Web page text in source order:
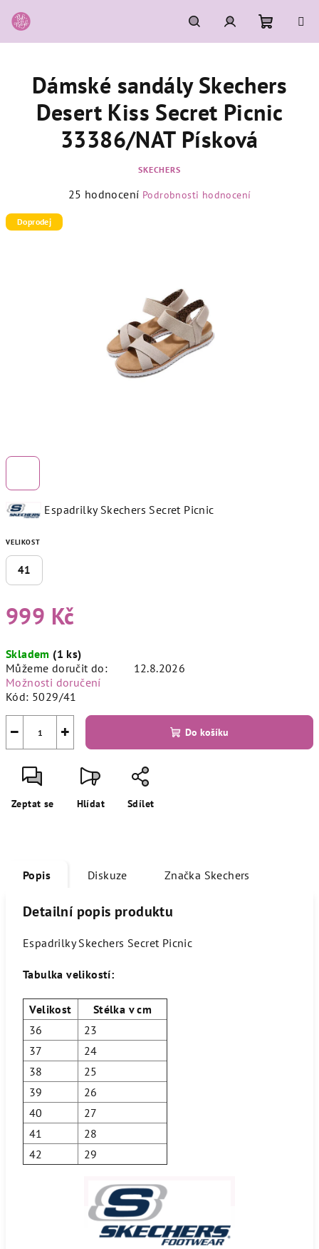
na
obsah
HledatPřihlášeníNákupní
košík
Espadrilky Skechers Secret Picnic
VELIKOST
41
999 Kč
cena:
Skladem (1 ks)
Můžeme doručit do:
12.8.2026
Možnosti doručení
Kód: 5029/41
+
− Do košíku
Zeptat se Hlídat Sdílet
Dámské sandály Skechers
Desert Kiss Secret Picnic
33386/NAT Písková
SKECHERS
Průměrné
25 hodnocení Podrobnosti hodnocení
Doprodej
Popis Diskuze Značka Skechers
Detailní popis produktu
Espadrilky Skechers Secret Picnic
Tabulka velikostí:
Velikost
Stélka v cm
36
23
37
24
38
25
39
26
40
27
41
28
42
29